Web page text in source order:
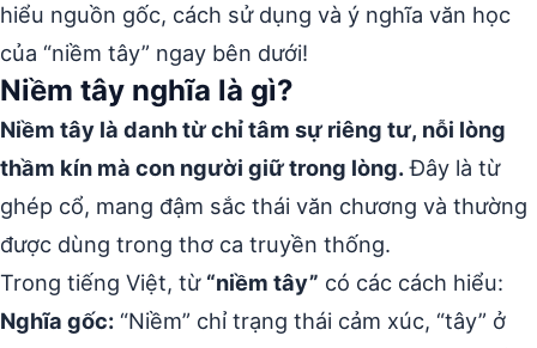
hiểu nguồn gốc, cách sử dụng và ý nghĩa văn học
của “niềm tây” ngay bên dưới!
Niềm tây nghĩa là gì?
Niềm tây là danh từ chỉ tâm sự riêng tư, nỗi lòng
thầm kín mà con người giữ trong lòng.Đây là từ
ghép cổ, mang đậm sắc thái văn chương và thường
được dùng trong thơ ca truyền thống.
Trong tiếng Việt, từ “niềm tây” có các cách hiểu:
Nghĩa gốc: “Niềm” chỉ trạng thái cảm xúc, “tây” ở